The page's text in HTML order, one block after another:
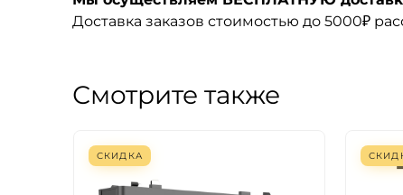
Доставка заказов стоимостью до 5000₽
Смотрите также
СКИДКА